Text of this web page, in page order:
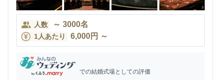
人数 ～ 3000名
1人あたり 6,000円 ～
での結婚式場としての評価